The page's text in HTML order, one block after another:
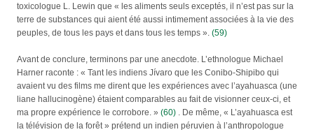
toxicologue L. Lewin que « les aliments seuls exceptés, il n’est pas sur la
terre de substances qui aient été aussi intimement associées à la vie des
peuples, de tous les pays et dans tous les temps ». (59)
Avant de conclure, terminons par une anecdote. L’ethnologue Michael
Harner raconte : « Tant les indiens Jívaro que les Conibo-Shipibo qui
avaient vu des films me dirent que les expériences avec l’ayahuasca (une
liane hallucinogène) étaient comparables au fait de visionner ceux-ci, et
ma propre expérience le corrobore. » (60) . De même, « L’ayahuasca est
la télévision de la forêt » prétend un indien péruvien à l’anthropologue